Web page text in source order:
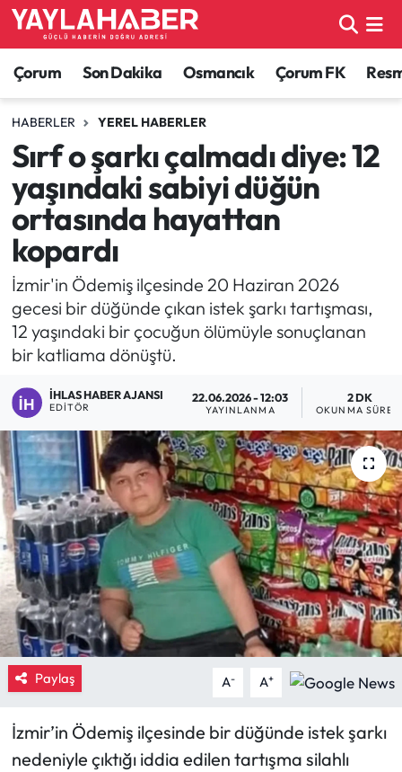
Çorum Son Dakika Osmancık Çorum FK
HABERLER YEREL HABERLER
Sırf o şarkı çalmadı diye: 12
yaşındaki sabiyi düğün
ortasında hayattan
kopardı
İzmir'in Ödemiş ilçesinde 20 Haziran 2026
gecesi bir düğünde çıkan istek şarkı tartışması,
12 yaşındaki bir çocuğun ölümüyle sonuçlanan
bir katliama dönüştü.
İHLAS HABER AJANSI
EDITÖR
22.06.2026 - 12:03
YAYINLANMA
2 DK
OKUNMA
Paylaş A- A+
İzmir’in Ödemiş ilçesinde bir düğünde istek şarkı
nedeniyle çıktığı iddia edilen tartışma silahlı
Alaca Haberleri
Bayat Haberleri
Bilgi - Keşfet Haberleri
Bilim ve Teknoloji
Boğazkale Haberleri
Çorum Haberleri
Çorum Son Dakika Haberleri
Dodurga Haberleri
Eğitim
Ekonomi
Güncel
İskilip Haberleri
Kargı Haberleri
Kimdir?
Laçin Haberleri
Çorum Nöbetçi Eczaneler
Çorum Hava Durumu
Çorum Namaz Vakitleri
Çorum Trafik Yoğunluk Haritası
TFF 1.Lig Puan Durumu ve Fikstür
Tüm Manşetler
Son Dakika Haberleri
Haber Arşivi